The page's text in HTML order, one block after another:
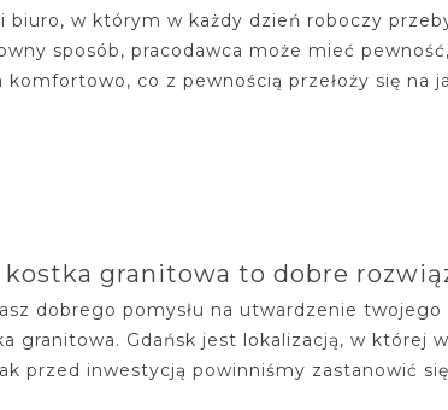
biuro, w którym w każdy dzień roboczy
sposób, pracodawca może mieć
komfortowo, co z pewnością przełoży się na
kostka granitowa to dobre
dobrego pomysłu na utwardzenie
granitowa. Gdańsk jest lokalizacją, w której
przed inwestycją powinniśmy zastanowić